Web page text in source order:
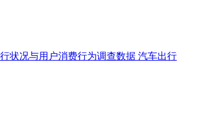
状况与用户消费行为调查数据 汽车出行